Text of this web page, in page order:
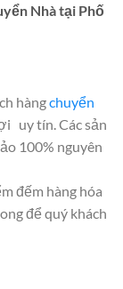
Nhà tại Phố
hàngchuyển
uy tín. Các sản
100% nguyên
đếm hàng hóa
để quý khách